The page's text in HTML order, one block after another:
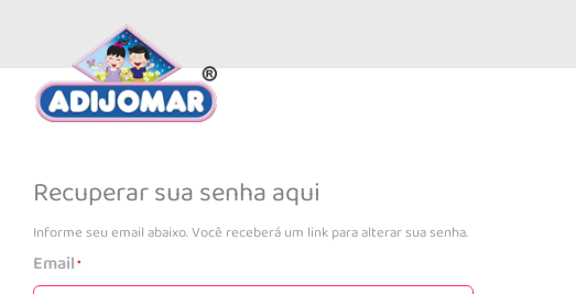
Recuperar sua senha aqui
Informe seu email abaixo. Você receberá um link para alterar sua senha.
Email